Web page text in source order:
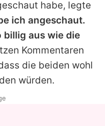
habe, legte
ich angeschaut.
billig aus wie die
Kommentaren
die beiden wohl
würden.